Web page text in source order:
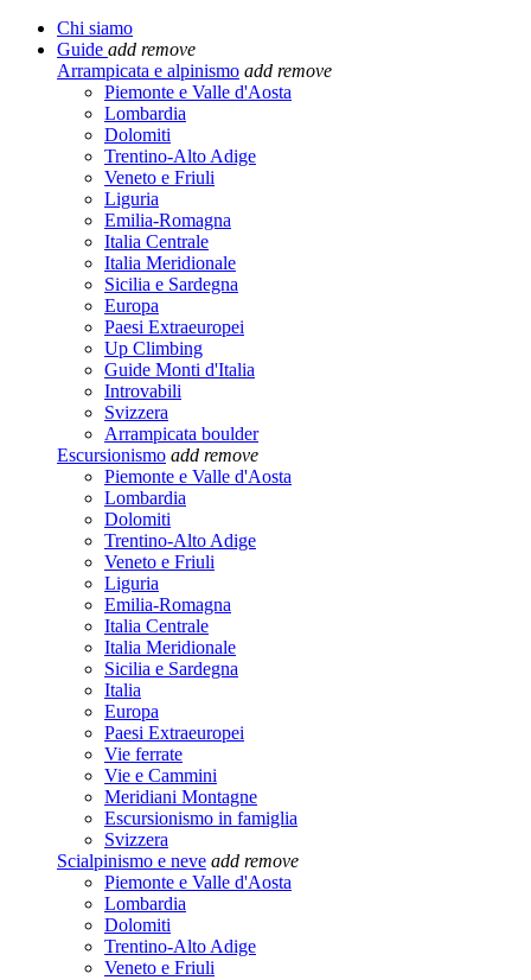
Chi siamo
Guide add remove
Arrampicata e alpinismo add remove
Piemonte e Valle d'Aosta
Lombardia
Dolomiti
Trentino-Alto Adige
Veneto e Friuli
Liguria
Emilia-Romagna
Italia Centrale
Italia Meridionale
Sicilia e Sardegna
Europa
Paesi Extraeuropei
Up Climbing
Guide Monti d'Italia
Introvabili
Svizzera
Arrampicata boulder
Escursionismo add remove
Piemonte e Valle d'Aosta
Lombardia
Dolomiti
Trentino-Alto Adige
Veneto e Friuli
Liguria
Emilia-Romagna
Italia Centrale
Italia Meridionale
Sicilia e Sardegna
Italia
Europa
Paesi Extraeuropei
Vie ferrate
Vie e Cammini
Meridiani Montagne
Escursionismo in famiglia
Svizzera
Scialpinismo e neve add remove
Piemonte e Valle d'Aosta
Lombardia
Dolomiti
Trentino-Alto Adige
Veneto e Friuli